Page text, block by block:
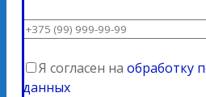
Я согласен на обработку
данных